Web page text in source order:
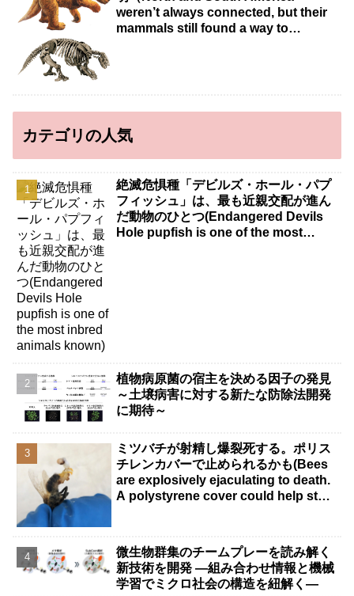
weren’t always connected, but their
mammals still found a way to
カテゴリの人気
絶滅危惧種「デビルズ・ホール・パプ
フィッシュ」は、最も近親交配が進ん
だ動物のひとつ(Endangered Devils
Hole pupfish is one of the most
植物病原菌の宿主を決める因子の発見
～土壌病害に対する新たな防除法開発
に期待～
ミツバチが射精し爆裂死する。ポリス
チレンカバーで止められるかも(Bees
are explosively ejaculating to death.
A polystyrene cover could help stop
微生物群集のチームプレーを読み解く
新技術を開発 ―組み合わせ情報と機械
学習でミクロ社会の構造を紐解く―